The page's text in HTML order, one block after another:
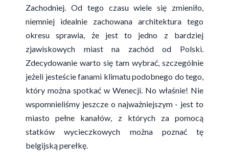
Zachodniej. Od tego czasu wiele się zmieniło,
niemniej idealnie zachowana architektura tego
okresu sprawia, że jest to jedno z bardziej
zjawiskowych miast na zachód od Polski.
Zdecydowanie warto się tam wybrać, szczególnie
jeżeli jesteście fanami klimatu podobnego do tego,
który można spotkać w Wenecji. No właśnie! Nie
wspomnieliśmy jeszcze o najważniejszym - jest to
miasto pełne kanałów, z których za pomocą
statków wycieczkowych można poznać tę
belgijską perełkę.